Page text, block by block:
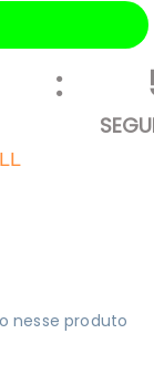
:
nesse produto